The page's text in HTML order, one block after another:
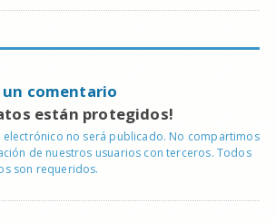
un comentario
están protegidos!
electrónico no será publicado. No compartimos
de nuestros usuarios con terceros. Todos
son requeridos.